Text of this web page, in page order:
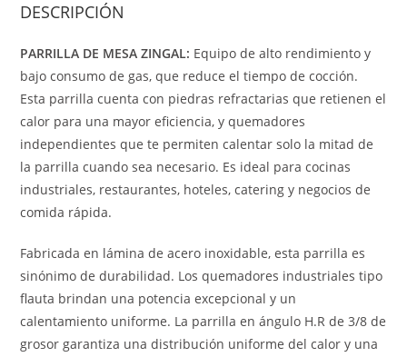
DESCRIPCIÓN
PARRILLA DE MESA ZINGAL: Equipo de alto rendimiento y
bajo consumo de gas, que reduce el tiempo de cocción.
Esta parrilla cuenta con piedras refractarias que retienen el
calor para una mayor eficiencia, y quemadores
independientes que te permiten calentar solo la mitad de
la parrilla cuando sea necesario. Es ideal para cocinas
industriales, restaurantes, hoteles, catering y negocios de
comida rápida.
Fabricada en lámina de acero inoxidable, esta parrilla es
sinónimo de durabilidad. Los quemadores industriales tipo
flauta brindan una potencia excepcional y un
calentamiento uniforme. La parrilla en ángulo H.R de 3/8 de
grosor garantiza una distribución uniforme del calor y una